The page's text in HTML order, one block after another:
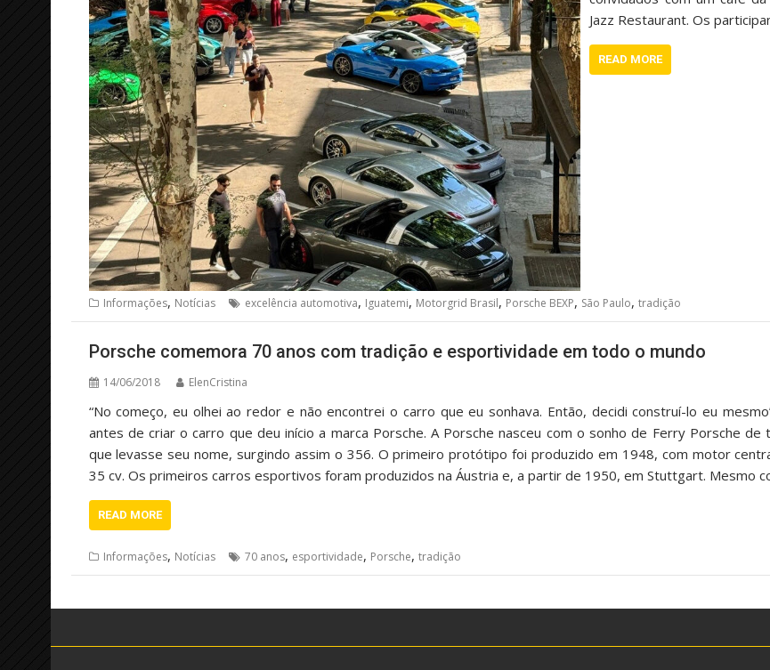
Jazz Restaurant. Os
READ MORE
Informações, Notícias excelência automotiva, Iguatemi, Motorgrid Brasil, Porsche BEXP, São Paulo, tradição
Porsche comemora 70 anos com tradição e esportividade em todo o mundo
14/06/2018 ElenCristina
“No começo, eu olhei ao redor e não encontrei o carro que eu sonhava. Então, decidi construí-lo eu
antes de criar o carro que deu início a marca Porsche. A Porsche nasceu com o sonho de Ferry Porsche
que levasse seu nome, surgindo assim o 356. O primeiro protótipo foi produzido em 1948, com motor
35 cv. Os primeiros carros esportivos foram produzidos na Áustria e, a partir de 1950, em Stuttgart. Mesmo
READ MORE
Informações, Notícias 70 anos, esportividade, Porsche, tradição